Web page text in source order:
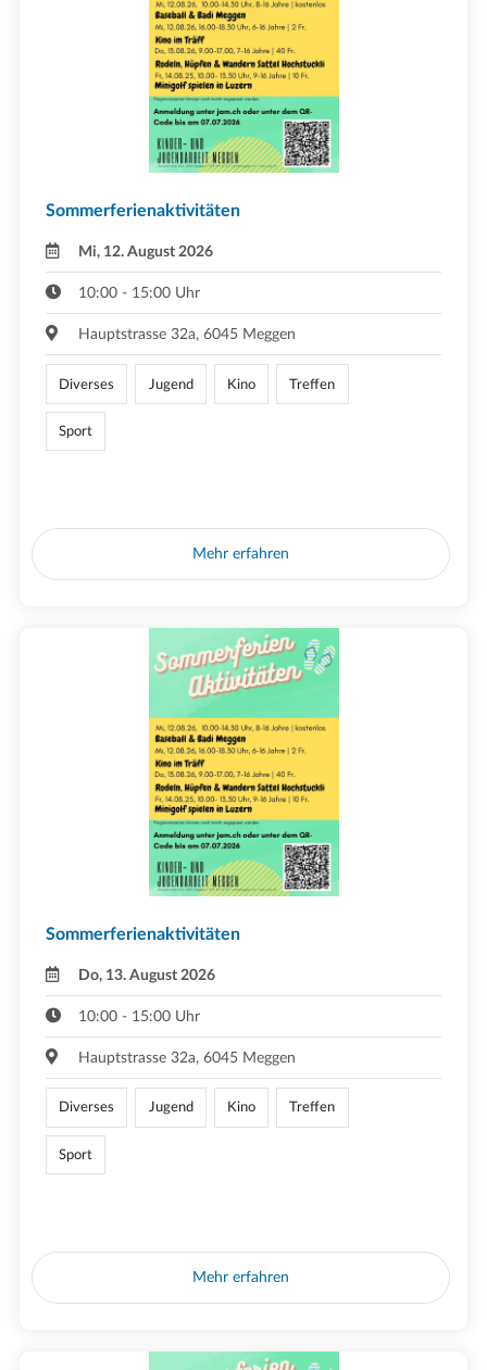
Sommerferienaktivitäten
Mi, 12. August 2026
10:00 - 15:00 Uhr
Hauptstrasse 32a, 6045 Meggen
Diverses Jugend Kino Treffen
Sport
Mehr erfahren
Sommerferienaktivitäten
Do, 13. August 2026
10:00 - 15:00 Uhr
Hauptstrasse 32a, 6045 Meggen
Diverses Jugend Kino Treffen
Sport
Mehr erfahren